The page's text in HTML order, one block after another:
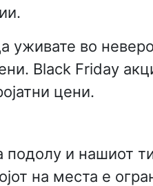
уживате во
Black Friday
цени.
подолу и нашиот
на места е